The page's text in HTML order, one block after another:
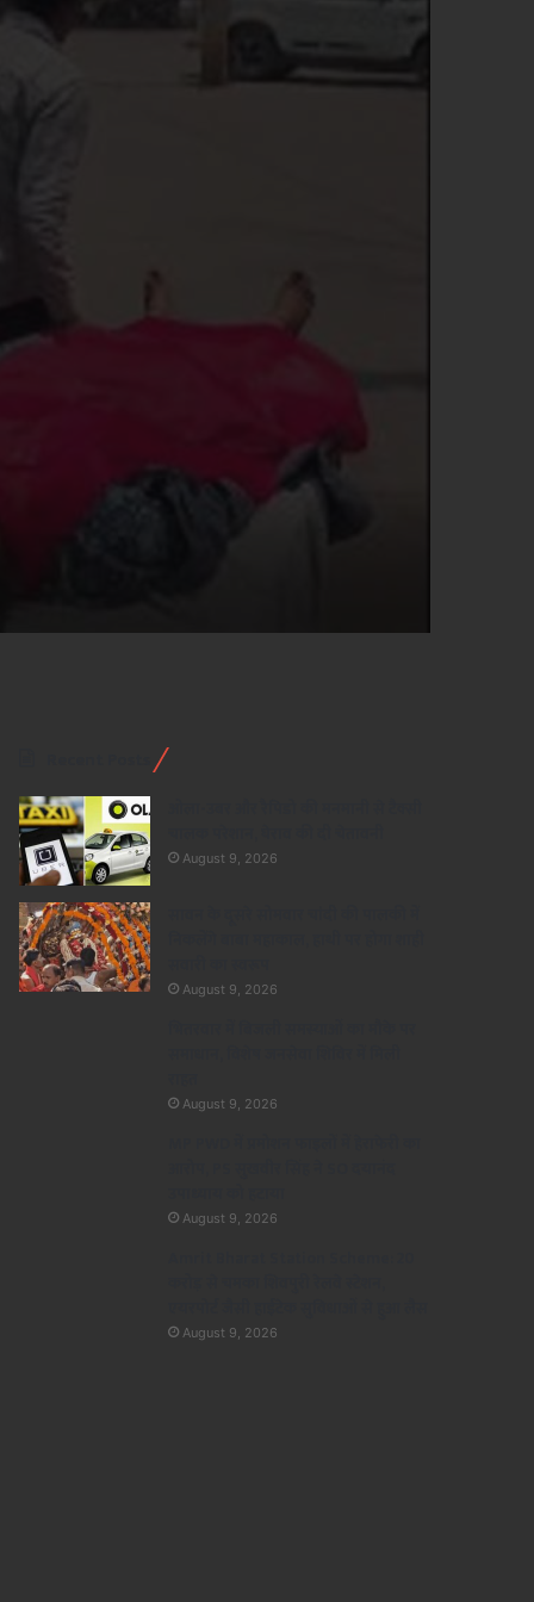
August 9, 2026
August 9, 2026
August 9, 2026
August 9, 2026
August 9, 2026